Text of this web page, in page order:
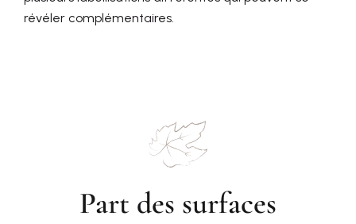
révéler complémentaires.
Part des surfaces